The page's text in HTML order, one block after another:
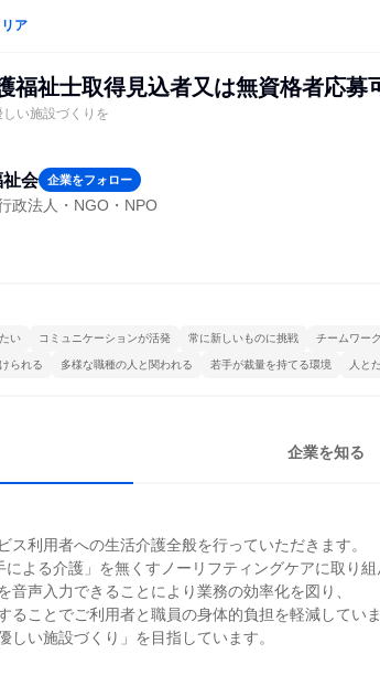
ア
福祉士取得見込者又は無資格者応募
しい施設づくりを
会 企業をフォロー
政法人・NGO・NPO
い コミュニケーションが活発 常に新しいものに挑戦 チームワー
られる 多様な職種の人と関われる 若手が裁量を持てる環境 人と
企業を知る
ス利用者への生活介護全般を行っていただきます。
よる介護」を無くすノーリフティングケアに取り組
声入力できることにより業務の効率化を図り、
ることでご利用者と職員の身体的負担を軽減していま
い施設づくり」を目指しています。